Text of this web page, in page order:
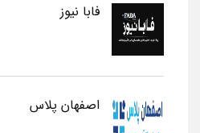
فابا نیوز
اصفهان پلاس